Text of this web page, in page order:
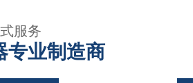
服务
专业制造商